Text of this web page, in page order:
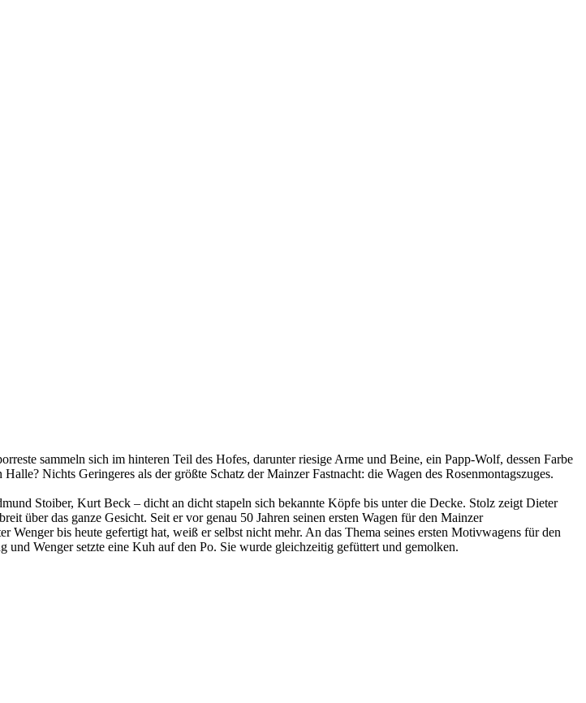
sammeln sich im hinteren Teil des Hofes, darunter riesige Arme und Beine, ein Papp-Wolf, dessen Farbe
Nichts Geringeres als der größte Schatz der Mainzer Fastnacht: die Wagen des Rosenmontagszuges.
Stoiber, Kurt Beck – dicht an dicht stapeln sich bekannte Köpfe bis unter die Decke. Stolz zeigt Dieter
über das ganze Gesicht. Seit er vor genau 50 Jahren seinen ersten Wagen für den Mainzer
bis heute gefertigt hat, weiß er selbst nicht mehr. An das Thema seines ersten Motivwagens für den
Wenger setzte eine Kuh auf den Po. Sie wurde gleichzeitig gefüttert und gemolken.